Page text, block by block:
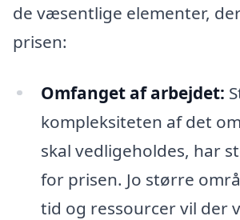
de væsentlige elementer,
prisen:
Omfanget af arbejdet:
kompleksiteten af det
skal vedligeholdes, har
for prisen. Jo større
tid og ressourcer vil der